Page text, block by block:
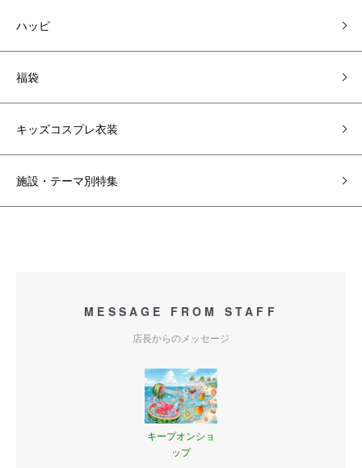
ハッピ
福袋
キッズコスプレ衣装
施設・テーマ別特集
MESSAGE FROM STAFF
店長からのメッセージ
キープオンショ
ップ